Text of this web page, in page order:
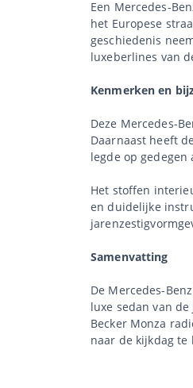
Een Mercedes-
het Europese
geschiedenis
luxeberlines van
Kenmerken en
Deze Mercedes-
Daarnaast heeft
legde op
Het stoffen
en duidelijke
Samenvatting
De Mercedes-
luxe sedan van
Becker Monza
naar de kijkdag te